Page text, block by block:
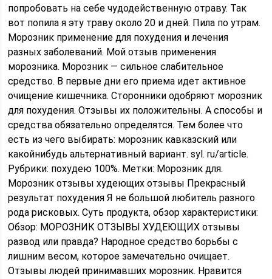
попробовать на себе чудодейственную отраву. Так
вот попила я эту траву около 20 и дней. Пила по утрам.
Морозник применение для похудения и лечения
разных заболеваний. Мой отзыв применения
морозника. Морозник — сильное слабительное
средство. В первые дни его приема идет активное
очищение кишечника. Сторонники одобряют морозник
для похудения. Отзывы их положительны. А способы и
средства обязательно определятся. Тем более что
есть из чего выбирать: морозник кавказский или
какойнибудь альтернативный вариант. syl. ru/article.
Рубрики: похудею 100%. Метки: Морозник для.
Морозник отзывы худеющих отзывы Прекрасный
результат похудения Я не большой любитель разного
рода рисковых. Суть продукта, обзор характеристики:
Обзор: МОРОЗНИК ОТЗЫВЫ ХУДЕЮЩИХ отзывы
развод или правда? Народное средство борьбы с
лишним весом, которое замечательно очищает.
Отзывы людей принимавших морозник. Нравится